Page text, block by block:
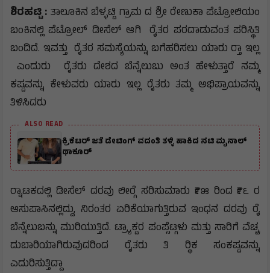
ಶಿರಹಟ್ಟಿ : ತಾಲೂಕಿನ ಬೆಳ್ಳಟ್ಟಿ ಗ್ರಾಮ ದ ಶ್ರೀ ರೇಣುಕಾ ಪೆಟ್ರೋಲಿಯಂ
ಬಂಕಿನಲ್ಲಿ ಪೆಟ್ರೋಲ್ ಡೀಸೆಲ್ ಆಗಿ ರೈತರ ಪರದಾಡುವಂತ ಪರಿಸ್ಥಿತಿ
ಬಂದಿದೆ. ಇವತ್ತು ರೈತರ ಸಮಸ್ಯೆಯನ್ನು ಬಗೆಹರಿಸಲು ಯಾರು ರ‍್ತಾ ಇಲ್ಲ
ಎಂದುರು ರೈತರು ದೇಶದ ಬೆನ್ನೆಲುಬು ಅಂತ ಹೇಳುತ್ತಾರೆ ನಮ್ಮ
ಕಷ್ಟವನ್ನು ಕೇಳುವರು ಯಾರು ಇಲ್ಲ ರೈತರು ತಮ್ಮ ಅಭಿಪ್ರಾಯವನ್ನು
ತಿಳಿಸಿದರು
ALSO READ
ಕ್ರಿಕೆಟರ್ ಜತೆ ಡೇಟಿಂಗ್ ವದಂತಿ ತಳ್ಳಿ ಹಾಕಿದ ನಟಿ ಮೃನಾಲ್
ಥಾಕೂರ್
ರ‍್ನಾಟಕದಲ್ಲಿ ಡೀಸೆಲ್ ದರವು ಲೀರ‍್ಗೆ ಸರಿಸುಮಾರು ₹೯೫ ರಿಂದ ₹೯೬ ರ
ಆಸುಪಾಸಿನಲ್ಲಿದ್ದು, ನಿರಂತರ ಏರಿಕೆಯಾಗುತ್ತಿರುವ ಇಂಧನ ದರವು ರೈ
ಬೆನ್ನೆಲುಬನ್ನು ಮುರಿಯುತ್ತಿದೆ. ಟ್ರ‍್ಯಾಕ್ಟರ ಪಂಪ್ಸೆಟ್ಗಳು ಮತ್ತು ಸಾರಿಗೆ ವೆಚ್ಚ
ದುಬಾರಿಯಾಗಿರುವುದರಿಂದ ರೈತರು ತಿ ರ‍್ಥಿಕ ಸಂಕಷ್ಟವನ್ನು
ಎದುರಿಸುತ್ತಿದ್ದಾ